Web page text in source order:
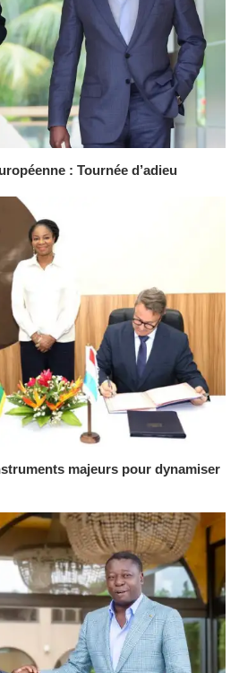
: Tournée d’adieu
majeurs pour dynamiser